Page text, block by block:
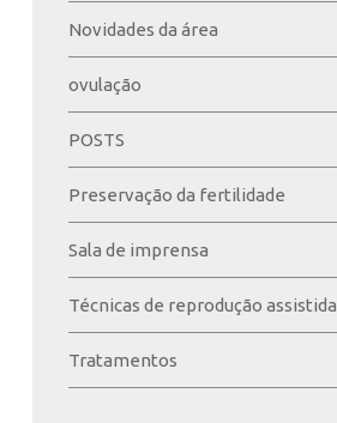
Novidades da área
ovulação
POSTS
Preservação da fertilidade
Sala de imprensa
Técnicas de reprodução assistida
Tratamentos